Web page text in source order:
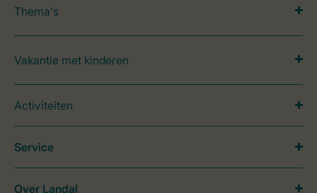
Thema's
Vakantie met kinderen
Activiteiten
Service
Over Landal